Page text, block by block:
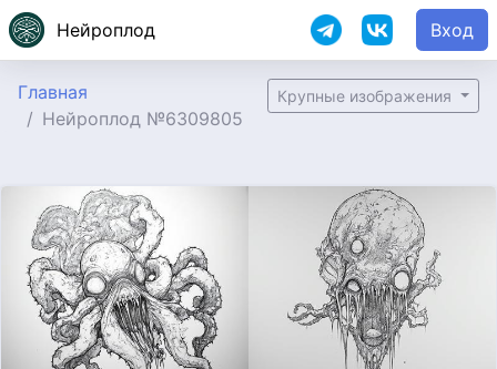
Нейроплод Вход
Главная
Нейроплод №6309805
Крупные изображения